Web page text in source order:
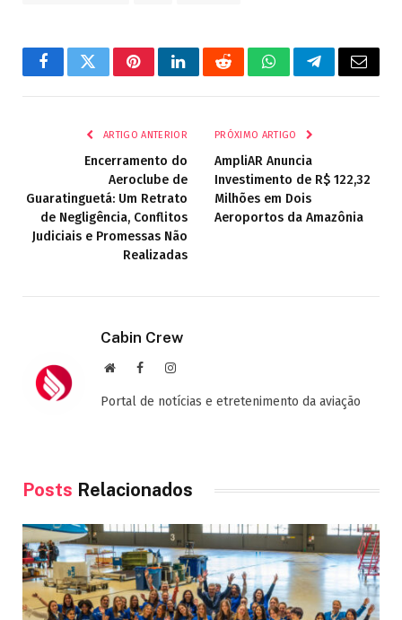
FacebookTwitterPinterestLinkedInRedditWhatsAppTelegrama
E-
ARTIGO ANTERIOR
Encerramento do
Aeroclube de
Guaratinguetá: Um Retrato
de Negligência, Conflitos
Judiciais e Promessas Não
Realizadas
PRÓXIMO ARTIGO
AmpliAR Anuncia
Investimento de R$ 122,32
Milhões em Dois
Aeroportos da Amazônia
Cabin Crew
Site FacebookInstagram
Portal de notícias e etretenimento da aviação
Posts Relacionados